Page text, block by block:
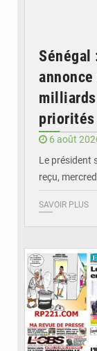
Sénégal
milliards
priorités
6 août
Le président
reçu,
SAVOIR PLUS